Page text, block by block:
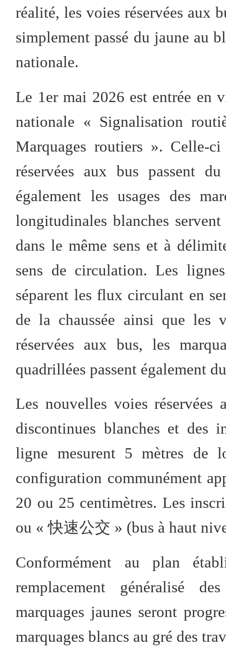
réalité, les voies réservées aux
simplement passé du jaune au
nationale.
Le 1er mai 2026 est entrée en
nationale « Signalisation
Marquages routiers ». Celle-
réservées aux bus passent
également les usages des
longitudinales blanches
dans le même sens et à
sens de circulation. Les
séparent les flux circulant en
de la chaussée ainsi que les
réservées aux bus, les
quadrillées passent également
Les nouvelles voies
discontinues blanches et des
ligne mesurent 5 mètres de
configuration communément
20 ou 25 centimètres. Les
ou « 快速公交 » (bus à haut
Conformément au plan
remplacement généralisé
marquages jaunes seront
marquages blancs au gré des